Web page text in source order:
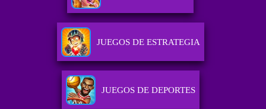
JUEGOS DE ESTRATEGIA
JUEGOS DE DEPORTES